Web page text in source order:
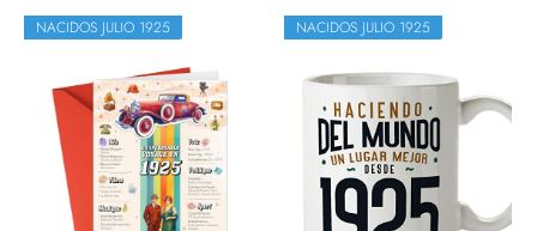
NACIDOS JULIO 1925 NACIDOS JULIO 1925